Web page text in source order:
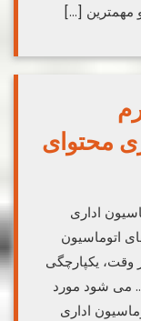
مهمترین […]
محتوای
اداری
اتوماسیون
وقت، یکپارچگی
… می شود مورد
اداری